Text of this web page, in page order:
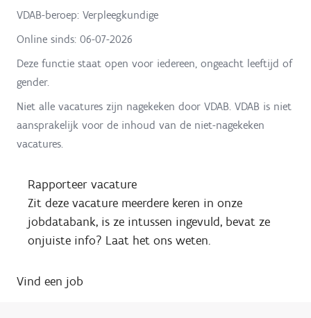
VDAB-beroep: Verpleegkundige
Online sinds: 06-07-2026
Deze functie staat open voor iedereen, ongeacht leeftijd of
gender.
Niet alle vacatures zijn nagekeken door VDAB. VDAB is niet
aansprakelijk voor de inhoud van de niet-nagekeken
vacatures.
Rapporteer vacature
Zit deze vacature meerdere keren in onze
jobdatabank, is ze intussen ingevuld, bevat ze
onjuiste info? Laat het ons weten.
Vind een job